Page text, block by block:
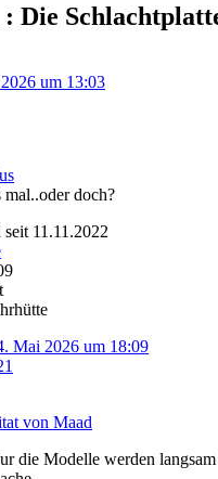
Die
um 13:03
mal..oder doch?
11.11.2022
Mai 2026 um 18:09
von Maad
die Modelle werden